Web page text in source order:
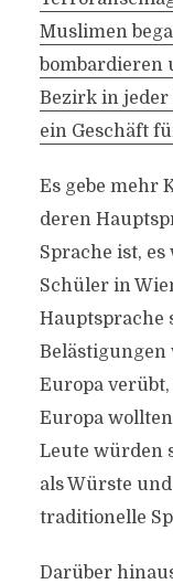
Muslimen
bombardieren
Bezirk in jeder
ein Geschäft
Es gebe mehr
deren
Sprache ist, es
Schüler in
Hauptsprache
Europa
Europa
Leute würden
als Würste
traditionelle
Darüber